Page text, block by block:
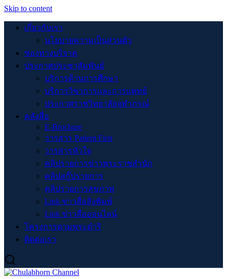
Skip to content
เกี่ยวกับเรา
นโยบายความเป็นส่วนตัว
ช่องทางบริจาค
ประกาศประชาสัมพันธ์
บริการด้านการศึกษา
บริการวิชาการและการแพทย์
ประกาศราชวิทยาลัยจุฬาภรณ์
คลังสื่อ
E-Brochure
วารสาร Patient First
วารสารหัวใจ
คลิปรายการข่าวพระราชสำนัก
คลิปสกู๊ปรายการ
คลิปรายการสุขภาพ
Link ข่าวสื่อสิ่งพิมพ์
Link ข่าวสื่อออนไลน์
โครงการตามพระดำริ
ติดต่อเรา